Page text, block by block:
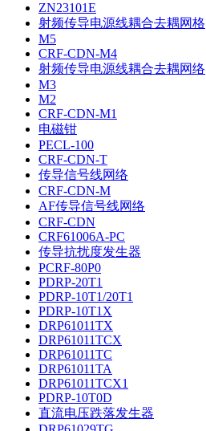
ZN23101E
射频传导电源线耦合去耦网格
M5
CRF-CDN-M4
射频传导电源线耦合去耦网络
M3
M2
CRF-CDN-M1
电磁钳
PECL-100
CRF-CDN-T
传导信号线网络
CRF-CDN-M
AF传导信号线网络
CRF-CDN
CRF61006A-PC
传导抗扰度发生器
PCRF-80P0
PDRP-20T1
PDRP-10T1/20T1
PDRP-10T1X
DRP61011TX
DRP61011TCX
DRP61011TC
DRP61011TA
DRP61011TCX1
PDRP-10T0D
直流电压跌落发生器